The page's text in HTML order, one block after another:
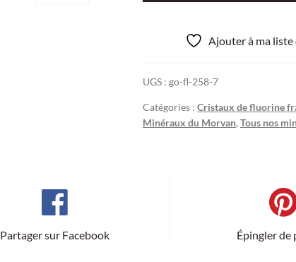
Les
Molérats,
Saône-
Ajouter à ma liste
UGS : go-fl-258-7
Catégories : Cristaux de fluorine
Minéraux du Morvan, Tous nos
Partager sur Facebook Épingler